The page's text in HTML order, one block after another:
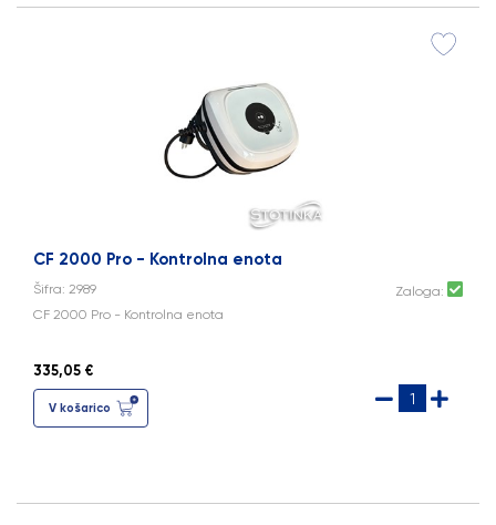
CF 2000 Pro - Kontrolna enota
Šifra: 2989
Zaloga:
CF 2000 Pro - Kontrolna enota
335,05 €
V košarico